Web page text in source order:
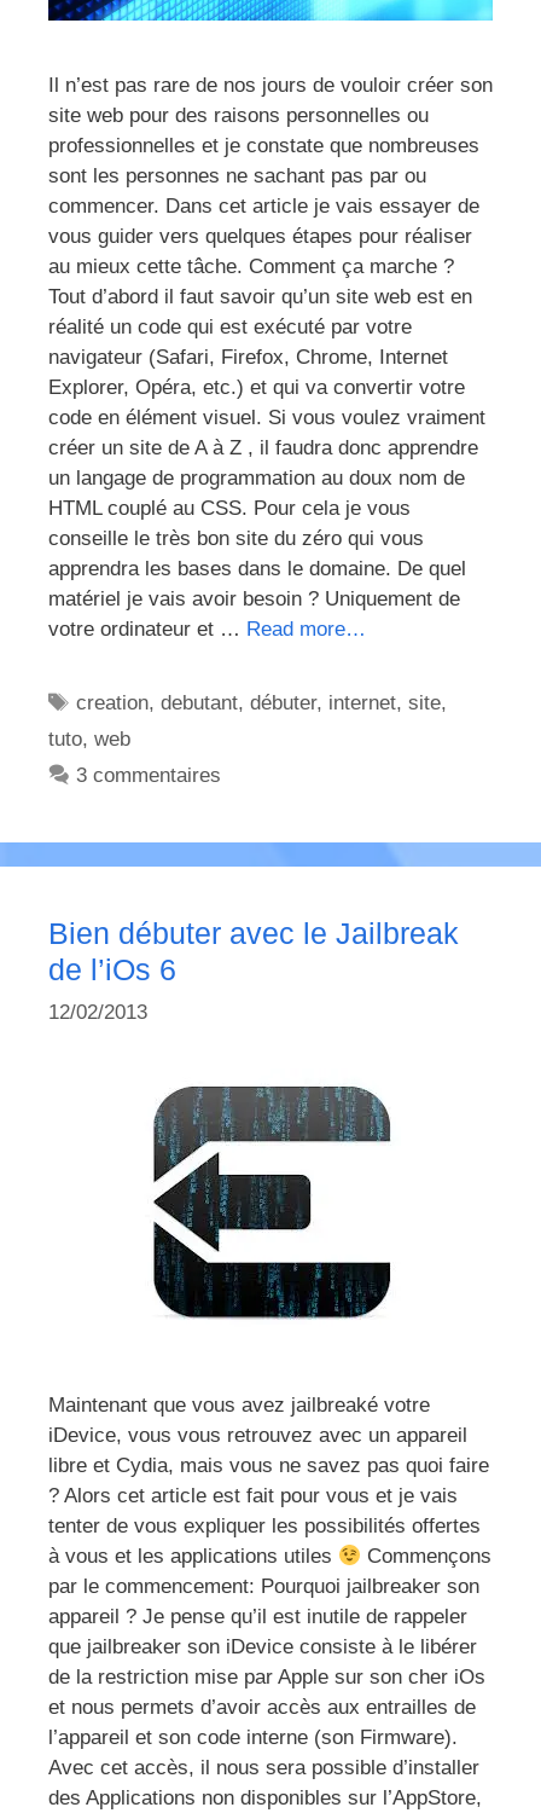
Il n’est pas rare de nos jours de vouloir créer son
site web pour des raisons personnelles ou
professionnelles et je constate que nombreuses
sont les personnes ne sachant pas par ou
commencer. Dans cet article je vais essayer de
vous guider vers quelques étapes pour réaliser
au mieux cette tâche. Comment ça marche ?
Tout d’abord il faut savoir qu’un site web est en
réalité un code qui est exécuté par votre
navigateur (Safari, Firefox, Chrome, Internet
Explorer, Opéra, etc.) et qui va convertir votre
code en élément visuel. Si vous voulez vraiment
créer un site de A à Z , il faudra donc apprendre
un langage de programmation au doux nom de
HTML couplé au CSS. Pour cela je vous
conseille le très bon site du zéro qui vous
apprendra les bases dans le domaine. De quel
matériel je vais avoir besoin ? Uniquement de
votre ordinateur et … Read more…
Étiquettes
creation,debutant,débuter, internet,site,
tuto, web
3 commentaires
Bien débuter avec le Jailbreak
de l’iOs 6
12/02/2013
Maintenant que vous avez jailbreaké votre
iDevice, vous vous retrouvez avec un appareil
libre et Cydia, mais vous ne savez pas quoi faire
? Alors cet article est fait pour vous et je vais
tenter de vous expliquer les possibilités offertes
à vous et les applications utiles
Commençons
par le commencement: Pourquoi jailbreaker son
appareil ? Je pense qu’il est inutile de rappeler
que jailbreaker son iDevice consiste à le libérer
de la restriction mise par Apple sur son cher iOs
et nous permets d’avoir accès aux entrailles de
l’appareil et son code interne (son Firmware).
Avec cet accès, il nous sera possible d’installer
des Applications non disponibles sur l’AppStore,